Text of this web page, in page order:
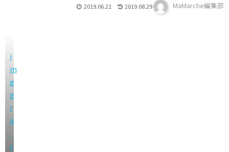
MaMarche編集部
2019.08.29
2019.06.21
i
m
g
g
r
a
.
c